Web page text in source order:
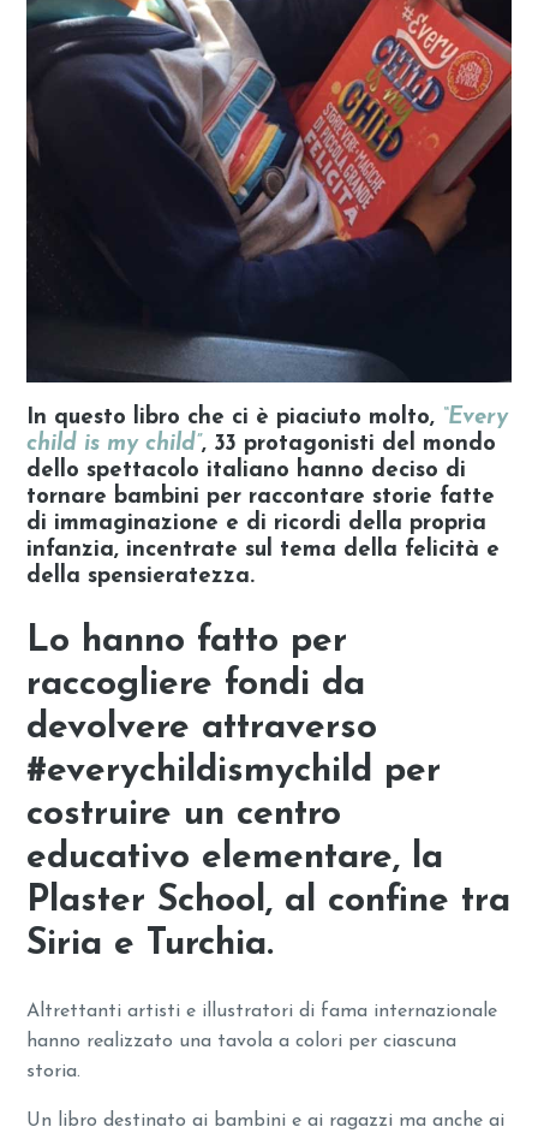
In questo libro che ci è piaciuto molto, “Every
child is my child”, 33 protagonisti del mondo
dello spettacolo italiano hanno deciso di
tornare bambini per raccontare storie fatte
di immaginazione e di ricordi della propria
infanzia, incentrate sul tema della felicità e
della spensieratezza.
Lo hanno fatto per
raccogliere fondi da
devolvere attraverso
#everychildismychild per
costruire un centro
educativo elementare, la
Plaster School, al confine tra
Siria e Turchia.
Altrettanti artisti e illustratori di fama internazionale
hanno realizzato una tavola a colori per ciascuna
storia.
Un libro destinato ai bambini e ai ragazzi ma anche ai